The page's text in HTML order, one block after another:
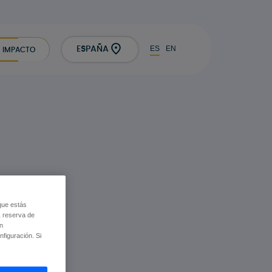
IMPACTO ESPAÑA ES EN
estás
reserva de
Si